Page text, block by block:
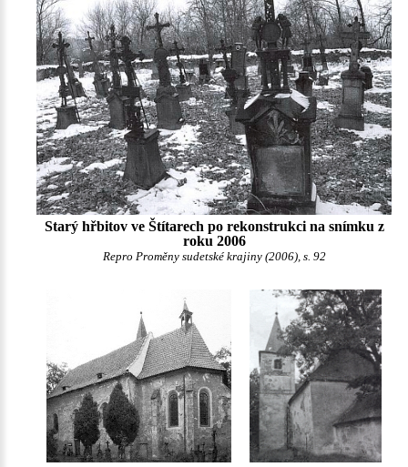
Starý hřbitov ve Štítarech po rekonstrukci na snímku z
roku 2006
Repro Proměny sudetské krajiny (2006), s. 92